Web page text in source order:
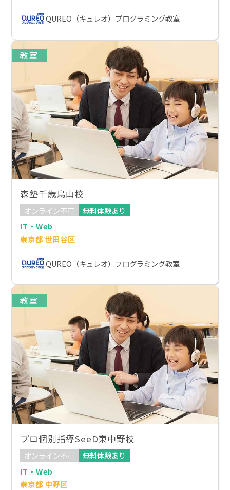
QUREO（キュレオ）プログラミング教室
教室
森塾千歳烏山校
オンライン不可
無料体験あり
IT・Web
東京都 世田谷区
QUREO（キュレオ）プログラミング教室
教室
プロ個別指導SeeD東中野校
オンライン不可
無料体験あり
IT・Web
東京都 中野区